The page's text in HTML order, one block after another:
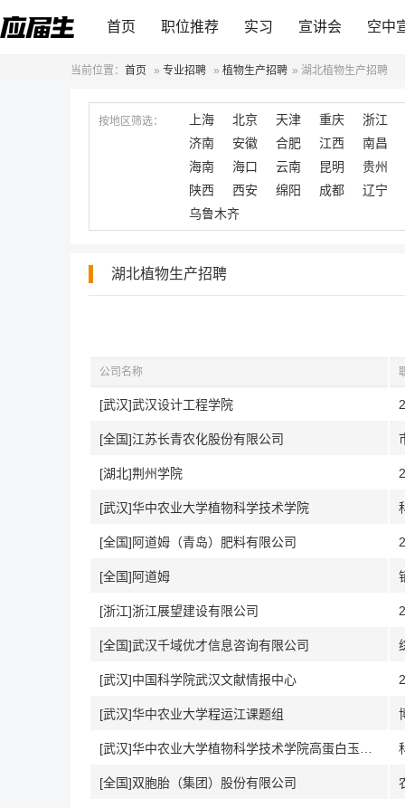
首页 职位推荐 实习 宣讲会 空中
当前位置： 首页 » 专业招聘 » 植物生产招聘 » 湖北植物生产招聘
按地区筛选： 上海 北京 天津 重庆
浙江
济南
安徽 合肥 江西
南昌
海南
海口 云南 昆明
贵州
陕西
西安 绵阳 成都
辽宁
乌鲁木齐
湖北植物生产招聘
公司名称
[武汉]武汉设计工程学院
[全国]江苏长青农化股份有限公司
[湖北]荆州学院
[武汉]华中农业大学植物科学技术学院
[全国]阿道姆（青岛）肥料有限公司
[全国]阿道姆
[浙江]浙江展望建设有限公司
[全国]武汉千域优才信息咨询有限公司
[武汉]中国科学院武汉文献情报中心
[武汉]华中农业大学程运江课题组
[全国]双胞胎（集团）股份有限公司